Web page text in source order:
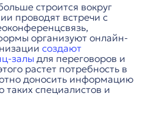
строится вокруг
проводят встречи с
организуют онлайн-
создают
залы для переговоров и
растет потребность в
доносить информацию
специалистов и